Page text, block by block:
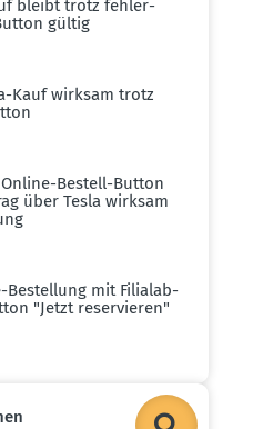
bleibt trotz fehler­
gültig
Kauf wirksam trotz
Bestell-Button
über Tesla wirksam
Bestellung mit Filial­ab­
"Jetzt reser­vieren"